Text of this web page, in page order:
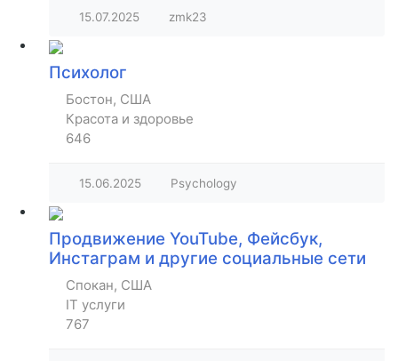
15.07.2025 zmk23
Психолог
Бостон, США
Красота и здоровье
646
15.06.2025 Psychology
Продвижение YouTube, Фейсбук,
Инстаграм и другие социальные сети
Спокан, США
IT услуги
767